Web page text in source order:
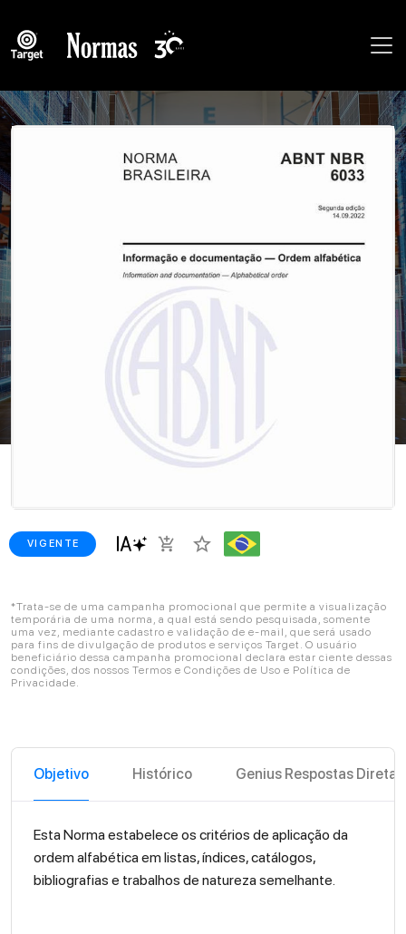
VIGENTE add_shopping_cart star_border
*Trata-se de uma campanha promocional que permite a visualização
temporária de uma norma, a qual está sendo pesquisada, somente
uma vez, mediante cadastro e validação de e-mail, que será usado
para fins de divulgação de produtos e serviços Target. O usuário
beneficiário dessa campanha promocional declara estar ciente dessas
condições, dos nossos Termos e Condições de Uso e Política de
Privacidade.
Objetivo Histórico Genius Respostas Diretas
Esta Norma estabelece os critérios de aplicação da
ordem alfabética em listas, índices, catálogos,
bibliografias e trabalhos de natureza semelhante.